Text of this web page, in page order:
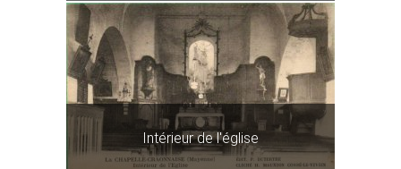
Intérieur de l'église